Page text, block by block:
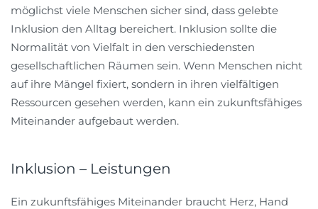
möglichst viele Menschen sicher sind, dass gelebte
Inklusion den Alltag bereichert. Inklusion sollte die
Normalität von Vielfalt in den verschiedensten
gesellschaftlichen Räumen sein. Wenn Menschen nicht
auf ihre Mängel fixiert, sondern in ihren vielfältigen
Ressourcen gesehen werden, kann ein zukunftsfähiges
Miteinander aufgebaut werden.
Inklusion – Leistungen
Ein zukunftsfähiges Miteinander braucht Herz, Hand